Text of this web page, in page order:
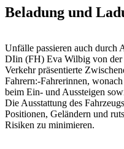
Beladung und
Unfälle passieren auch durch
DIin (FH) Eva Wilbig von der
Verkehr präsentierte
Fahrern:-Fahrerinnen,
beim Ein- und Aussteigen
Die Ausstattung des
Positionen, Geländern und
Risiken zu minimieren.